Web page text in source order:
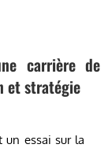
carrière de
et stratégie
un essai sur la